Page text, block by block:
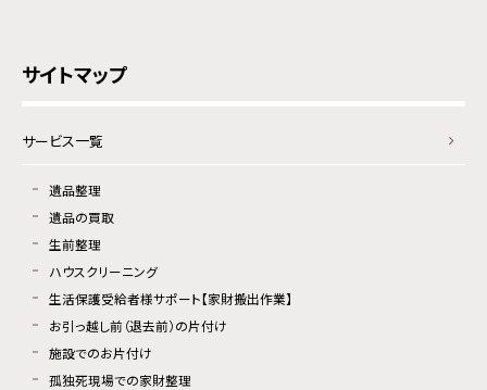
サイトマップ
サービス一覧
遺品整理
遺品の買取
生前整理
ハウスクリーニング
生活保護受給者様サポート【家財搬出作業】
お引っ越し前（退去前）の片付け
施設でのお片付け
孤独死現場での家財整理